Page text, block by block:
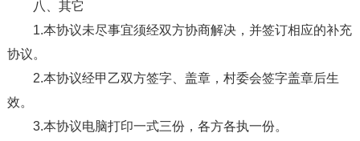
八、其它
1.本协议未尽事宜须经双方协商解决，并签订相应的补充
协议。
2.本协议经甲乙双方签字、盖章，村委会签字盖章后生
效。
3.本协议电脑打印一式三份，各方各执一份。